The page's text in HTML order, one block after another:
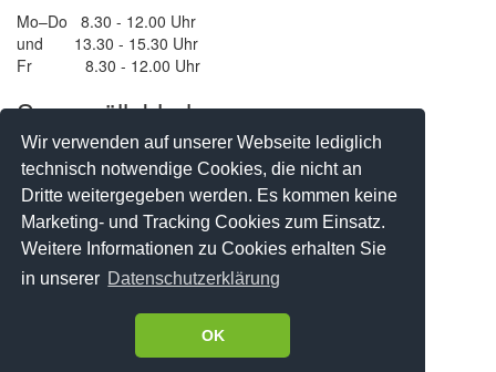
Wir verwenden auf unserer Webseite lediglich
technisch notwendige Cookies, die nicht an
Dritte weitergegeben werden. Es kommen keine
Marketing- und Tracking Cookies zum Einsatz.
Weitere Informationen zu Cookies erhalten Sie
in unserer Datenschutzerklärung
OK
Mo–Do 8.30 - 12.00 Uhr
und 13.30 - 15.30 Uhr
Fr 8.30 - 12.00 Uhr
Sperrmüllabholung
Vereinbaren sie einen Termin
IN DER STADT MAINZ
Tel: 06131 - 123434
oderOnlineformular
Impressum
Datenschutz